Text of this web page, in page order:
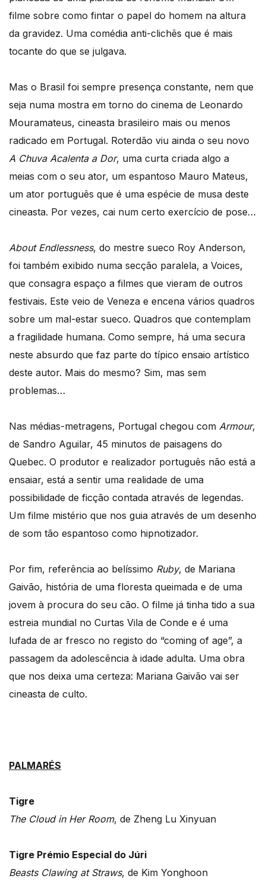
filme sobre como fintar o papel do homem na altura
da gravidez. Uma comédia anti-clichês que é mais
tocante do que se julgava.
Mas o Brasil foi sempre presença constante, nem que
seja numa mostra em torno do cinema de Leonardo
Mouramateus, cineasta brasileiro mais ou menos
radicado em Portugal. Roterdão viu ainda o seu novo
A Chuva Acalenta a Dor, uma curta criada algo a
meias com o seu ator, um espantoso Mauro Mateus,
um ator português que é uma espécie de musa deste
cineasta. Por vezes, cai num certo exercício de pose…
About Endlessness, do mestre sueco Roy Anderson,
foi também exibido numa secção paralela, a Voices,
que consagra espaço a filmes que vieram de outros
festivais. Este veio de Veneza e encena vários quadros
sobre um mal-estar sueco. Quadros que contemplam
a fragilidade humana. Como sempre, há uma secura
neste absurdo que faz parte do típico ensaio artístico
deste autor. Mais do mesmo? Sim, mas sem
problemas…
Nas médias-metragens, Portugal chegou com Armour,
de Sandro Aguilar, 45 minutos de paisagens do
Quebec. O produtor e realizador português não está a
ensaiar, está a sentir uma realidade de uma
possibilidade de ficção contada através de legendas.
Um filme mistério que nos guia através de um desenho
de som tão espantoso como hipnotizador.
Por fim, referência ao belíssimo Ruby, de Mariana
Gaivão, história de uma floresta queimada e de uma
jovem à procura do seu cão. O filme já tinha tido a sua
estreia mundial no Curtas Vila de Conde e é uma
lufada de ar fresco no registo do “coming of age”, a
passagem da adolescência à idade adulta. Uma obra
que nos deixa uma certeza: Mariana Gaivão vai ser
cineasta de culto.
PALMARÉS
Tigre
The Cloud in Her Room, de Zheng Lu Xinyuan
Tigre Prémio Especial do Júri
Beasts Clawing at Straws, de Kim Yonghoon